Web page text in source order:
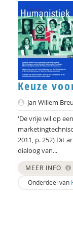
Frank Adloff
Marian
Jyotsna
Hans Alma
Christa
Daan
Koen Arts
Jan Baars
Dieuwertje
Keuze
Jan Willem
'De vrije wil op
2011, p. 252) Dit
dialoog van...
MEER INFO
Onderdeel van